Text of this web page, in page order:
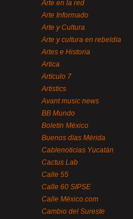
Arte en la red
Arte Informado
Arte y Cultura
Arte y cultura en rebeldía
Artes e Historia
Artica
Artículo 7
Artistics
Avant music news
BB Mundo
Boletín México
Buenos días Mérida
Cablenoticias Yucatán
Cactus Lab
Calle 55
Calle 60 SIPSE
Calle México.com
Cambio del Sureste